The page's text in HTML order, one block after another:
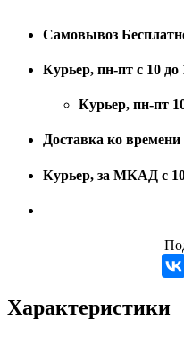
Самовывоз
Курьер, пн-пт с 10 до
Курьер, пн-пт
Доставка ко
Курьер, за МКАД с 10
Характеристики